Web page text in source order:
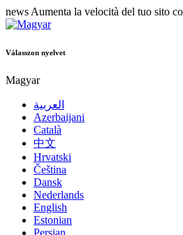
news Aumenta la velocità del tuo sito
Válasszon nyelvet
Magyar
العربية
Azerbaijani
Català
中文
Hrvatski
Čeština
Dansk
Nederlands
English
Estonian
Persian